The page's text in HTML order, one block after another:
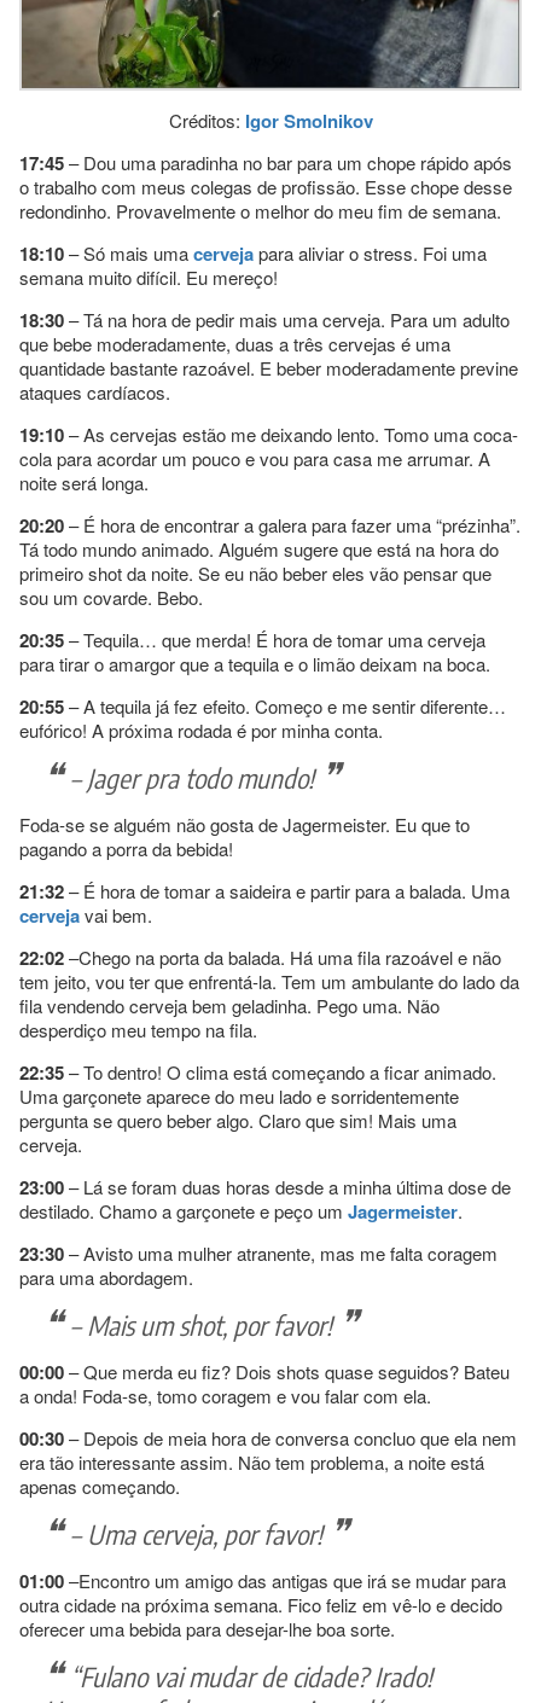
Créditos: Igor Smolnikov
17:45– Dou uma paradinha no bar para um chope rápido após
o trabalho com meus colegas de profissão. Esse chope desse
redondinho. Provavelmente o melhor do meu fim de semana.
18:10– Só mais umacervejapara aliviar o stress. Foi uma
semana muito difícil. Eu mereço!
18:30– Tá na hora de pedir mais uma cerveja. Para um adulto
que bebe moderadamente, duas a três cervejas é uma
quantidade bastante razoável. E beber moderadamente previne
ataques cardíacos.
19:10– As cervejas estão me deixando lento. Tomo uma coca-
cola para acordar um pouco e vou para casa me arrumar. A
noite será longa.
20:20– É hora de encontrar a galera para fazer uma “prézinha”.
Tá todo mundo animado. Alguém sugere que está na hora do
primeiro shot da noite. Se eu não beber eles vão pensar que
sou um covarde. Bebo.
20:35– Tequila… que merda! É hora de tomar uma cerveja
para tirar o amargor que a tequila e o limão deixam na boca.
20:55– A tequila já fez efeito. Começo e me sentir diferente…
eufórico! A próxima rodada é por minha conta.
– Jager pra todo mundo!
Foda-se se alguém não gosta de Jagermeister. Eu que to
pagando a porra da bebida!
21:32– É hora de tomar a saideira e partir para a balada. Uma
cervejavai bem.
22:02–Chego na porta da balada. Há uma fila razoável e não
tem jeito, vou ter que enfrentá-la. Tem um ambulante do lado da
fila vendendo cerveja bem geladinha. Pego uma. Não
desperdiço meu tempo na fila.
22:35– To dentro! O clima está começando a ficar animado.
Uma garçonete aparece do meu lado e sorridentemente
pergunta se quero beber algo. Claro que sim! Mais uma
cerveja.
23:00– Lá se foram duas horas desde a minha última dose de
destilado. Chamo a garçonete e peço um Jagermeister.
23:30– Avisto uma mulher atranente, mas me falta coragem
para uma abordagem.
– Mais um shot, por favor!
00:00– Que merda eu fiz? Dois shots quase seguidos? Bateu
a onda! Foda-se, tomo coragem e vou falar com ela.
00:30– Depois de meia hora de conversa concluo que ela nem
era tão interessante assim. Não tem problema, a noite está
apenas começando.
– Uma cerveja, por favor!
01:00–Encontro um amigo das antigas que irá se mudar para
outra cidade na próxima semana. Fico feliz em vê-lo e decido
oferecer uma bebida para desejar-lhe boa sorte.
“Fulano vai mudar de cidade? Irado!